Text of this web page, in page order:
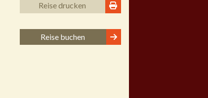
Reise drucken
Reise buchen